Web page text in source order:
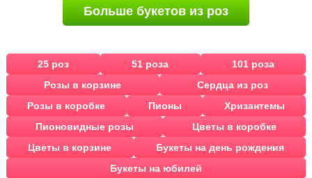
Больше букетов из роз
25 роз 51 роза
101 роза
Розы в корзине
Сердца из роз
Розы в коробке
Пионы
Хризантемы
Пионовидные розы
Цветы в коробке
Цветы в корзине
Букеты на день рождения
Букеты на юбилей